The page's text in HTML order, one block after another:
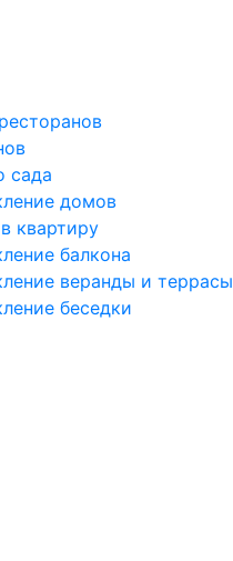
сада
домов
квартиру
балкона
веранды и террасы
беседки